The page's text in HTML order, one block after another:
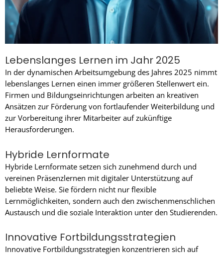
Lebenslanges Lernen im Jahr 2025
In der dynamischen Arbeitsumgebung des Jahres 2025 nimmt
lebenslanges Lernen einen immer größeren Stellenwert ein.
Firmen und Bildungseinrichtungen arbeiten an kreativen
Ansätzen zur Förderung von fortlaufender Weiterbildung und
zur Vorbereitung ihrer Mitarbeiter auf zukünftige
Herausforderungen.
Hybride Lernformate
Hybride Lernformate setzen sich zunehmend durch und
vereinen Präsenzlernen mit digitaler Unterstützung auf
beliebte Weise. Sie fördern nicht nur flexible
Lernmöglichkeiten, sondern auch den zwischenmenschlichen
Austausch und die soziale Interaktion unter den Studierenden.
Innovative Fortbildungsstrategien
Innovative Fortbildungsstrategien konzentrieren sich auf